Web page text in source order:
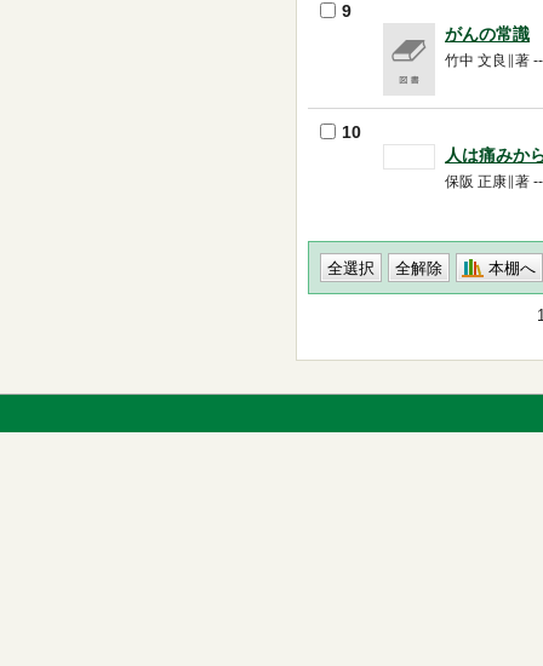
9
がんの常識
竹中 文良∥著
10
人は痛みか
保阪 正康∥著
本棚へ